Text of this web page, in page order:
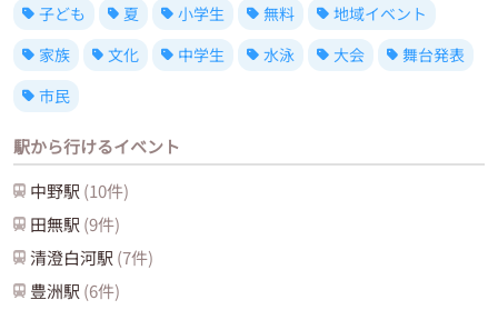
子ども 夏 小学生 無料
地域イベント
家族
文化 中学生 水泳 大会
舞台発表
市民
駅から行けるイベント
中野駅 (10件)
田無駅 (9件)
清澄白河駅 (7件)
豊洲駅 (6件)